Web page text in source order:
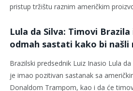
pristup tržištu raznim američkim
Lula da Silva: Timovi Brazila
odmah sastati kako bi našli
Brazilski predsednik Luiz Inasio Lula
je imao pozitivan sastanak sa
Donaldom Trampom, kao i da će